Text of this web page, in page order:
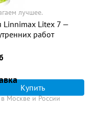
Linnimax Litex 7 —
работ
Купить
лучшее.
Москве и России